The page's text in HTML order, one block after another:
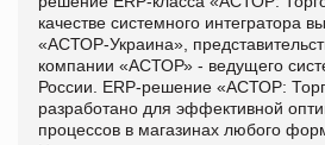
качестве системного интегратора
«АСТОР-Украина»,
компании «АСТОР» - ведущего
России. ERP-решение «АСТОР:
разработано для эффективной
процессов в магазинах любого